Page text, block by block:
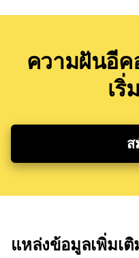
ความฝันอี
เ
ส
แหล่งข้อมูลเพิ่มเติ